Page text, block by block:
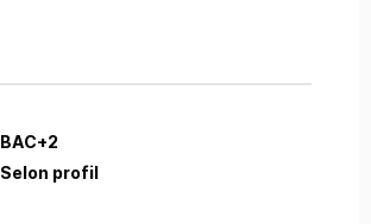
BAC+2
Selon profil